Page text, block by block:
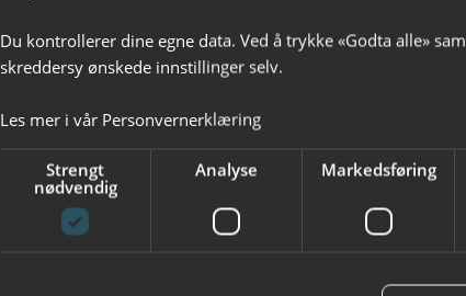
Gi gode minner i gave!
Du kontrollerer dine egne data. Ved å trykke «Godta alle»
skreddersy ønskede innstillinger selv.
Les mer i vår Personvernerklæring
Strengt
nødvendig
Analyse Markedsføring